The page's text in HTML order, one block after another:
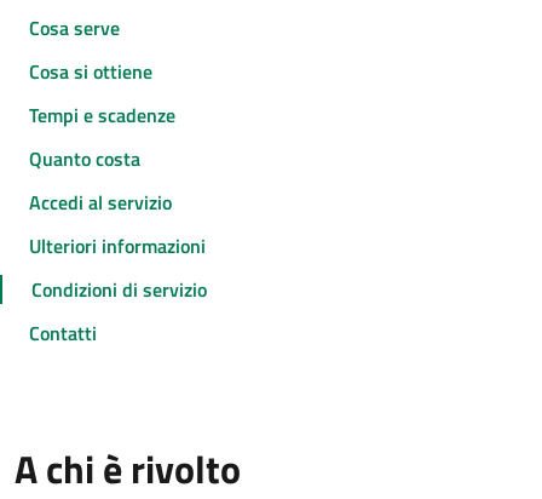
Cosa serve
Cosa si ottiene
Tempi e scadenze
Quanto costa
Accedi al servizio
Ulteriori informazioni
Condizioni di servizio
Contatti
A chi è rivolto